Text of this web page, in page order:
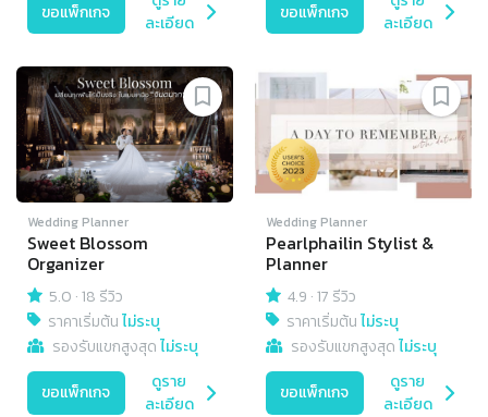
ขอแพ็กเกจ
ละเอียด
ขอแพ็กเกจ
ละเอียด
Wedding Planner
Sweet Blossom
Organizer
5.0 ·18 รีวิว
ราคาเริ่มต้นไม่ระบุ
รองรับแขกสูงสุดไม่ระบุ
ขอแพ็กเกจ
ดูราย
ละเอียด
Wedding Planner
Pearlphailin Stylist &
Planner
4.9 ·17 รีวิว
ราคาเริ่มต้นไม่ระบุ
รองรับแขกสูงสุดไม่ระบุ
ขอแพ็กเกจ
ดูราย
ละเอียด